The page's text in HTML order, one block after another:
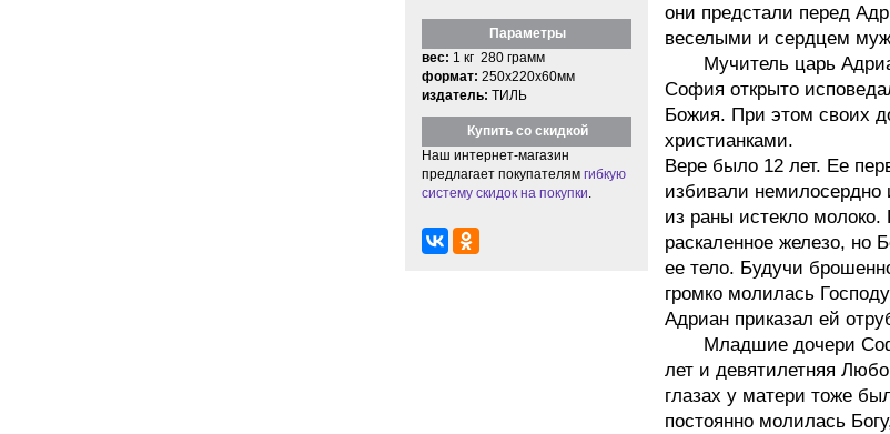
Параметры
вес: 1 кг 280 грамм
формат: 250x220x60мм
издатель: ТИЛЬ
Купить со скидкой
Наш интернет-магазин
предлагает покупателям гибкую
систему скидок на покупки
они предстали перед
веселыми и сердцем
Мучитель царь
София открыто
Божия. При этом своих
христианками.
Вере было 12 лет. Ее
избивали немилосердно
из раны истекло
раскаленное железо, но
ее тело. Будучи
громко молилась
Адриан приказал ей
Младшие дочери
лет и девятилетняя
глазах у матери тоже
постоянно молилась